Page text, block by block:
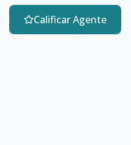
Calificar Agente